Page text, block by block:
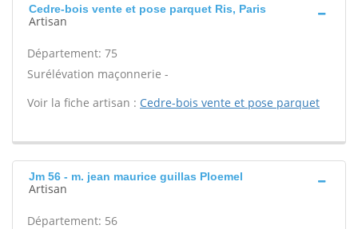
Cedre-bois vente et pose parquet Ris, Paris
Artisan
Département: 75
Surélévation maçonnerie -
Voir la fiche artisan : Cedre-bois vente et pose parquet
Jm 56 - m. jean maurice guillas Ploemel
Artisan
Département: 56